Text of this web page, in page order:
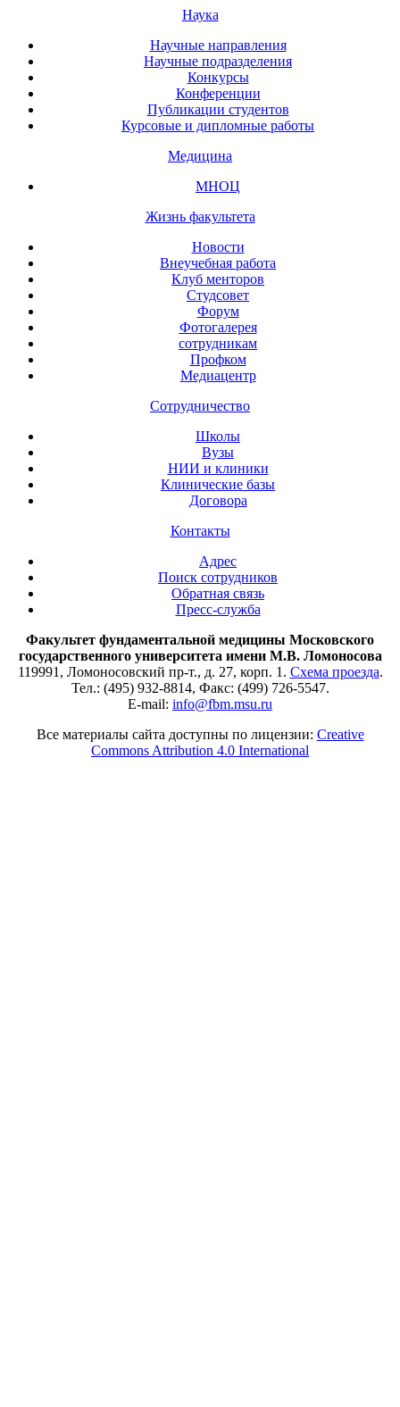
Наука
Научные направления
Научные подразделения
Конкурсы
Конференции
Публикации студентов
Курсовые и дипломные работы
Медицина
МНОЦ
Жизнь факультета
Новости
Внеучебная работа
Клуб менторов
Студсовет
Форум
Фотогалерея
сотрудникам
Профком
Медиацентр
Сотрудничество
Школы
Вузы
НИИ и клиники
Клинические базы
Договора
Контакты
Адрес
Поиск сотрудников
Обратная связь
Пресс-служба
Факультет фундаментальной медицины Московского
государственного университета имени М.В. Ломоносова
119991, Ломоносовский пр-т., д. 27, корп. 1. Схема проезда.
Тел.: (495) 932-8814, Факс: (499) 726-5547.
E-mail: info@fbm.msu.ru
Все материалы сайта доступны по лицензии: Creative
Commons Attribution 4.0 International